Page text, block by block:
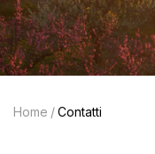
Home /Contatti